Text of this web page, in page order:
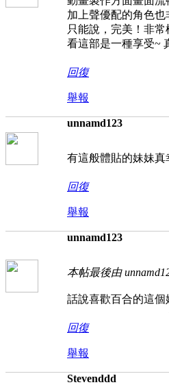
加上聲優配的角色也
只能說，完美！非常
看這部是一種享受~
回復
舉報
unnamd123
有這般體貼的妹妹真
回復
舉報
unnamd123
本帖最後由
話說喜歡百合的這個
回復
舉報
Stevenddd